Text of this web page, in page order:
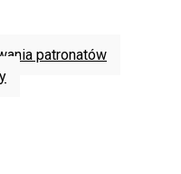
patronatów